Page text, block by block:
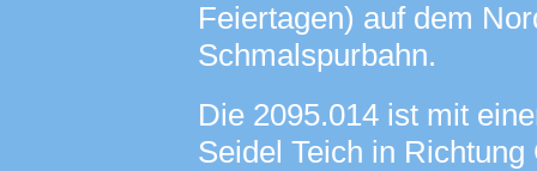
Feiertagen) auf dem
Schmalspurbahn.
Die 2095.014 ist mit
Seidel Teich in